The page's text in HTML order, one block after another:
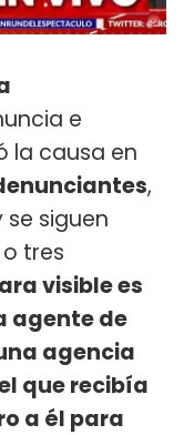
e
la causa en
,
siguen
tres
visible es
agente de
agencia
que recibía
a él para